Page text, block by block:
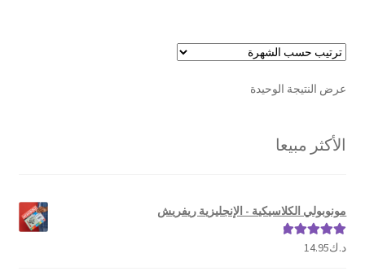
عرض النتيجة الوحيدة
الأكثر مبيعا
مونوبولي الكلاسيكية - الإنجليزية ريفريش
تم التقييم
د.ك14.95